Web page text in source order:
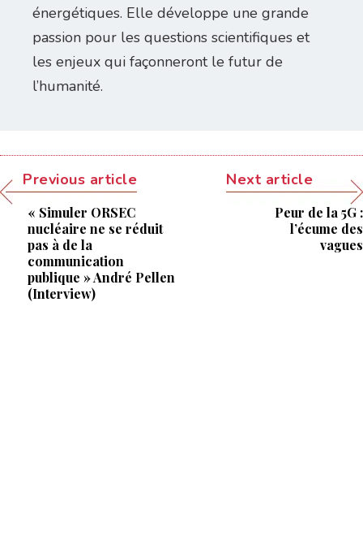
énergétiques. Elle développe une grande
passion pour les questions scientifiques et
les enjeux qui façonneront le futur de
l’humanité.
Previous article
« Simuler ORSEC
nucléaire ne se réduit
pas à de la
communication
publique » André Pellen
(Interview)
Next article
Peur de la 5G :
l’écume des
vagues